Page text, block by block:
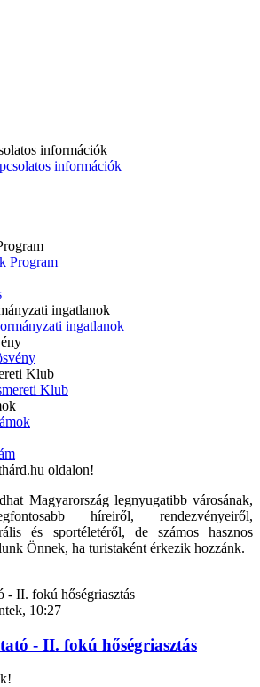
információk
ingatlanok
Klub
oldalon!
Magyarország legnyugatibb városának,
híreiről, rendezvényeiről,
és sportéletéről, de számos hasznos
Önnek, ha turistaként érkezik hozzánk.
10:27
- II. fokú hőségriasztás